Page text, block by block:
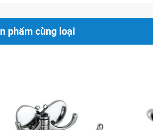
phẩm cùng loại